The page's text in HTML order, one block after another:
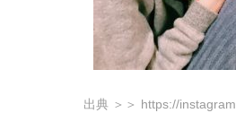
出典 ＞＞ https://